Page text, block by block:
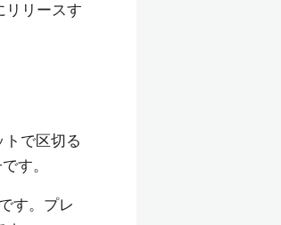
リリースす
で区切る
す。
す。プレ